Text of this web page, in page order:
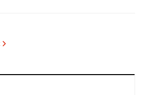
algériens attaquent des militaires du
: Ilyes Belmadani à la 3ième place au